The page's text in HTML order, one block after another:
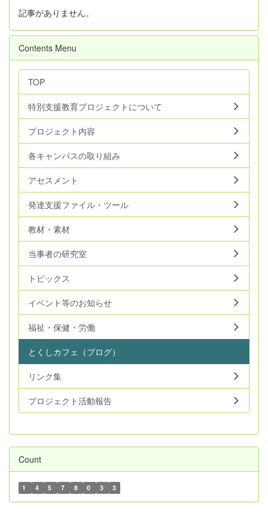
記事がありません。
Contents Menu
TOP
特別支援教育プロジェクトについて
プロジェクト内容
各キャンパスの取り組み
アセスメント
発達支援ファイル・ツール
教材・素材
当事者の研究室
トピックス
イベント等のお知らせ
福祉・保健・労働
とくしカフェ（ブログ）
リンク集
プロジェクト活動報告
Count
1 4 5 7 8 0 3 3